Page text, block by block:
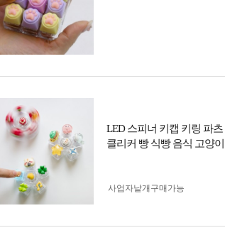
LED 스피너 키캡 키링 파
클리커 빵 식빵 음식 고양
사업자 낱개구매가능